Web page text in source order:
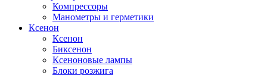
Компрессоры
Манометры и герметики
Ксенон
Ксенон
Биксенон
Ксеноновые лампы
Блоки розжига